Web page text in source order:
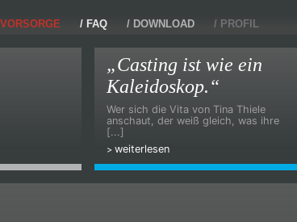
VORSORGE FAQ DOWNLOAD PROFIL
„Casting ist wie ein
Kaleidoskop.“
Wer sich die Vita von Tina Thiele
anschaut, der weiß gleich, was ihre
[...]
weiterlesen